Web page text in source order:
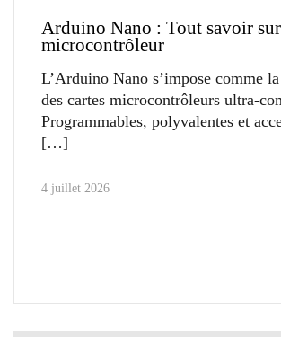
Arduino Nano : Tout savoir
microcontrôleur
L’Arduino Nano s’impose comme
des cartes microcontrôleurs ultra-
Programmables, polyvalentes et
4 juillet 2026